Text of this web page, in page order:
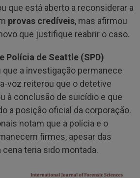
que está aberto a reconsiderar a
provas credíveis, mas afirmou
que justifique reabrir o caso.
Polícia de Seattle (SPD)
a investigação permanece
voz reiterou que o detetive
à conclusão de suicídio e que
a posição oficial da corporação.
notam que a polícia e o
firmes, apesar das
cena teria sido montada.